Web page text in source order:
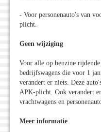
- Voor personenauto's van
plicht.
Geen wijziging
Voor alle op benzine
bedrijfswagens die voor 1
verandert er niets. Deze
APK-plicht. Ook verandert
vrachtwagens en
Meer informatie